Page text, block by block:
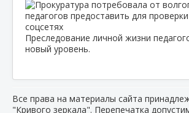
Преследование личной жизни
новый уровень.
Все права на материалы сайта
"Кривого зеркала". Перепечатка